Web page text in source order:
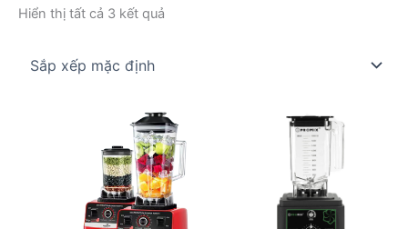
Hiển thị tất cả 3 kết quả